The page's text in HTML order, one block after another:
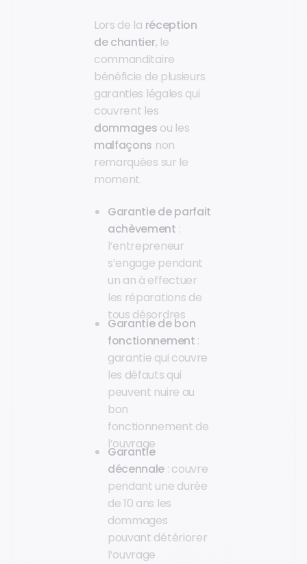
Lors de la réception
de chantier, le
commanditaire
bénéficie de plusieurs
garanties légales qui
couvrent les
dommages ou les
malfaçons non
remarquées sur le
moment.
Garantie de parfait
achèvement :
l’entrepreneur
s’engage pendant
un an à effectuer
les réparations de
tous désordres
Garantie de bon
fonctionnement :
garantie qui couvre
les défauts qui
peuvent nuire au
bon
fonctionnement de
l’ouvrage
Garantie
décennale : couvre
pendant une durée
de 10 ans les
dommages
pouvant détériorer
l’ouvrage